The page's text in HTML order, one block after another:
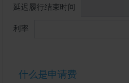
延迟履行结束时间
利率
什么是申请费